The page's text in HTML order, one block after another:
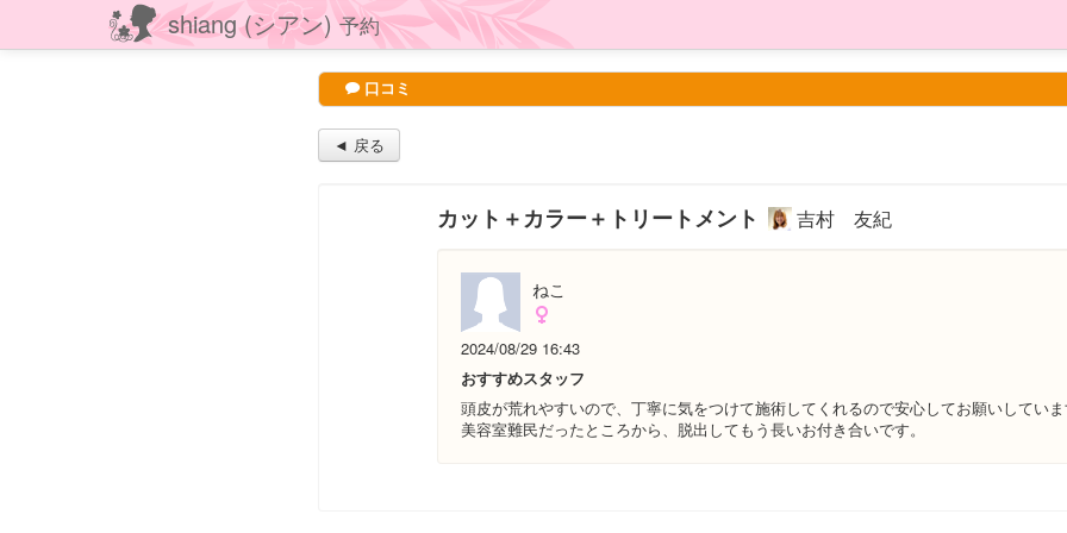
shiang (シアン)予約
口コミ
◄ 戻る
カット＋カラー＋トリートメント 吉村 友紀
ねこ
2024/08/29 16:43
おすすめスタッフ
頭皮が荒れやすいので、丁寧に気をつけて施術してくれるので安心してお願いしてい
美容室難民だったところから、脱出してもう長いお付き合いです。